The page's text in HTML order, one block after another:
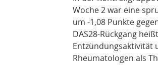
Woche 2 war eine
um -1,08 Punkte
DAS28-Rückgang
Entzündungsaktivität
Rheumatologen als